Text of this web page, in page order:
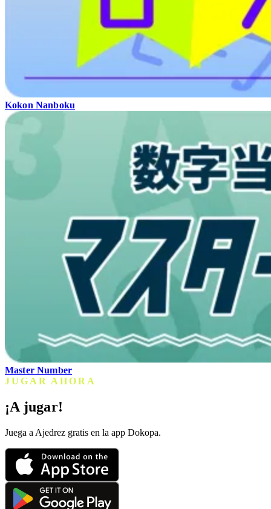
Kokon Nanboku
Master Number
JUGAR AHORA
¡A jugar!
Juega a Ajedrez gratis en la app Dokopa.